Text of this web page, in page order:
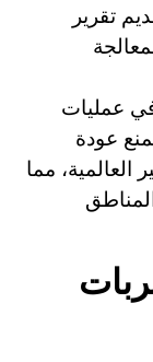
تقرير
عمليات
عودة
العالمية، مما